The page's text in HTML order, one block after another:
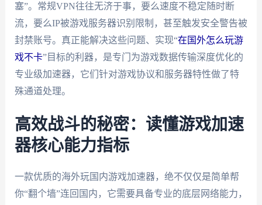
塞”。常规VPN往往无济于事，要么速度不稳定随时断
流，要么IP被游戏服务器识别限制，甚至触发安全警告被
封禁账号。真正能解决这些问题、实现“在国外怎么玩游
戏不卡”目标的利器，是专门为游戏数据传输深度优化的
专业级加速器，它们针对游戏协议和服务器特性做了特
殊通道处理。
高效战斗的秘密：读懂游戏加速
器核心能力指标
一款优质的海外玩国内游戏加速器，绝不仅仅是简单帮
你“翻个墙”连回国内，它需要具备专业的底层网络能力，